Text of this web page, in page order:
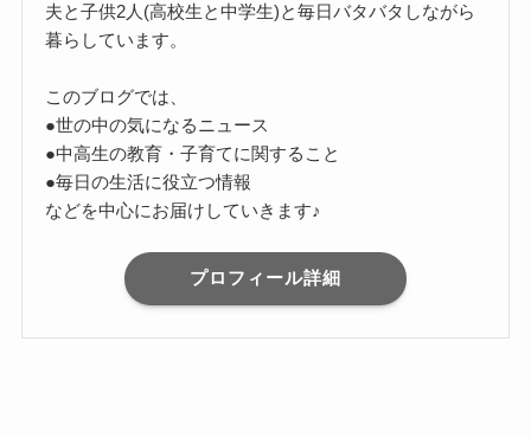
夫と子供2人(高校生と中学生)と毎日バタバタしながら
暮らしています。
このブログでは、
●世の中の気になるニュース
●中高生の教育・子育てに関すること
●毎日の生活に役立つ情報
などを中心にお届けしていきます♪
プロフィール詳細